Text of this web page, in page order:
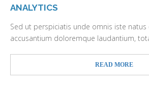
ANALYTICS
Sed ut perspiciatis unde omnis iste
accusantium doloremque laudantium,
READ MORE